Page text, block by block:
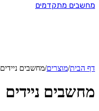
מחשבים מתקדמים
דף הבית/מוצרים/מחשבים ניידים
מחשבים ניידים